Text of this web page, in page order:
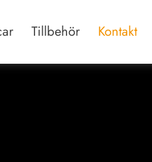
Tillbehör Kontakt